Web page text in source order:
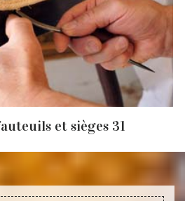
et sièges 31